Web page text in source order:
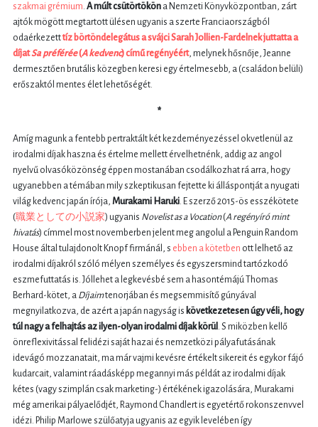
szakmai grémium. A múlt csütörtökön a Nemzeti Könyvközpontban, zárt
ajtók mögött megtartott ülésen ugyanis a szerte Franciaországból
odaérkezetttíz börtöndelegátus a svájci Sarah Jollien-Fardelnek juttatta a
díjatSa préférée(A kedvenc) című regényéért, melynek hősnője, Jeanne
dermesztően brutális közegben keresi egy értelmesebb, a (családon belüli)
erőszaktól mentes élet lehetőségét.
*
Amíg magunk a fentebb pertraktált két kezdeményezéssel okvetlenül az
irodalmi díjak haszna és értelme mellett érvelhetnénk, addig az angol
nyelvű olvasóközönség éppen mostanában csodálkozhat rá arra, hogy
ugyanebben a témában mily szkeptikusan fejtette ki álláspontját a nyugati
világ kedvenc japán írója, Murakami Haruki. E szerző 2015-ös esszékötete
(職業としての小説家) ugyanis Novelist as a Vocation(A regényíró mint
hivatás) címmel most novemberben jelent meg angolul a Penguin Random
House által tulajdonolt Knopf firmánál, s ebben a kötetben ott lelhető az
irodalmi díjakról szóló mélyen személyes és egyszersmind tartózkodó
eszmefuttatás is. Jóllehet a legkevésbé sem a hasontémájú Thomas
Berhard-kötet, a Díjaimtenorjában és megsemmisítő gúnyával
megnyilatkozva, de azért a japán nagyság is következetesen úgy véli, hogy
túl nagy a felhajtás az ilyen-olyan irodalmi díjak körül . S miközben kellő
önreflexivitással felidézi saját hazai és nemzetközi pályafutásának
idevágó mozzanatait, ma már vajmi kevésre értékelt sikereit és egykor fájó
kudarcait, valamint ráadásképp megannyi más példát az irodalmi díjak
kétes (vagy szimplán csak marketing-) értékének igazolására, Murakami
még amerikai pályaelődjét, Raymond Chandlert is egyetértő rokonszenvvel
idézi. Philip Marlowe szülőatyja ugyanis az egyik levelében így